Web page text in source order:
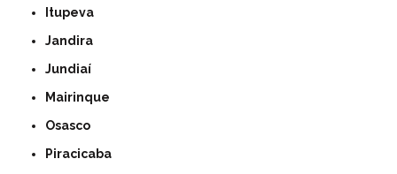
Itupeva
Jandira
Jundiaí
Mairinque
Osasco
Piracicaba